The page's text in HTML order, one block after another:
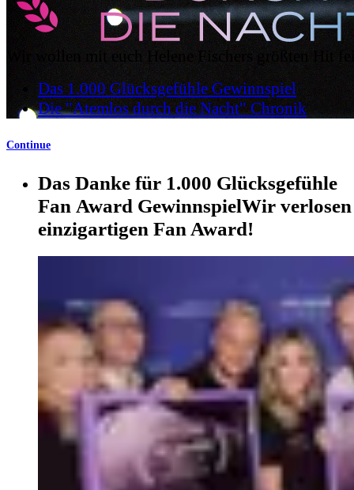
Wir wollen mit euch Helene Fischers größten Hit
Das 1.000 Glücksgefühle Gewinnspiel
Die "Atemlos durch die Nacht" Chronik
Continue
Das Danke für 1.000 Glücksgefühle
Fan Award GewinnspielWir verlosen
einzigartigen Fan Award!